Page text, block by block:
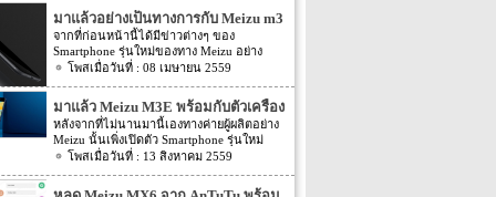
ของทาง Meizu ออกมาให้แฟนๆ นั้นติ่นเต้น
กันแล้ว สำหรับข่าวล่าสุดของ Smartphone
รุ่นล่าสุดของทางค่ายผู้ผลิตอย่าง Meizu นั้น
ตามข่าวระบุว่า Smartphone รุ่นใหม่อย่าง
Meizu M5S นั้นได้ผ่านการตรวจสอบจาก
TENAA แล้ว โดยรายละเอียดของตัวเครื่องที่
ปรากฏทางหน้าเว็บไซต์ TENAA นั้นระบุว่า
Meizu M5S จะมี 2 รุ่นให้เลือกอย่างรุ่น
M612Q และรุ่น M612M โดยทั้ง 2 รุ่นอย่าง
M612Q และรุ่น M612M นั้นจมี Spec ภายใน
ตัวเครื่องที่เหมือนกัน โดย Spec ของตัวเครื่อง
ที่เปิดเผยผ่านหน้าเว็บไซต์ TENAA นั้นระบุว่า
ตัวเครื่องจะถูกขับเคลื่อนด้วย Chipset ที่
มาแล้วอย่างเป็นทางการกับ Meizu m3
note
จากที่ก่อนหน้านี้ได้มีข่าวต่างๆ ของ
Smartphone รุ่นใหม่ของทาง Meizu อย่าง
Meizu m3 note หลุดออกมาหลายต่อหลาย
note ที่มีขึ้นในวันที่ 6 เมษายนที่ผ่านมานี้เอง
แต่ล่าสุดรายละเอียดต่างๆ ที่เป็นข่าวลือจริง
บ้างไม่จริงบ้างก็ถูกเปิดเผยออกมาอย่างเป็น
ทางการแล้ว สำหรับ Spec และรายละเอียด
ต่างๆ ของ Meizu m3 note จะมีรายละเอียด
ดังนี้ สำหรับ Spec ของ Meizu m3 note รุ่น
ใหม่นี้นั้นจะเป็นไปตามคาดว่ารุ่น M ของทาง
08 เมษายน 2559
มาแล้ว Meizu M3E พร้อมกับตัวเครื่อง
แบบ metal unibody
หลังจากที่ไม่นานมานี้เองทางค่ายผู้ผลิตอย่าง
Meizu นั้นเพิ่งเปิดตัว Smartphone รุ่นใหม่
อย่าง Meizu M1E ออกมาเอง โดยล่าสุดนั้น
Meizu M3E ถูกเปิดตัวออกมาแล้ว สำหรับ
13 สิงหาคม 2559